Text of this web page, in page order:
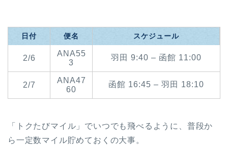
日付 便名 スケジュール
2/6
ANA55
3
羽田 9:40 – 函館 11:00
2/7
ANA47
60
函館 16:45 – 羽田 18:10
「トクたびマイル」でいつでも飛べるように、普段か
ら一定数マイル貯めておくの大事。